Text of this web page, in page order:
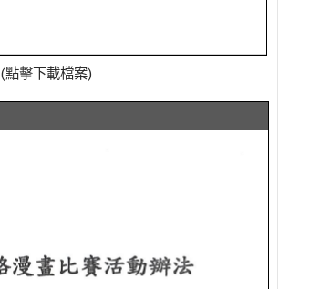
(點擊下載檔案)